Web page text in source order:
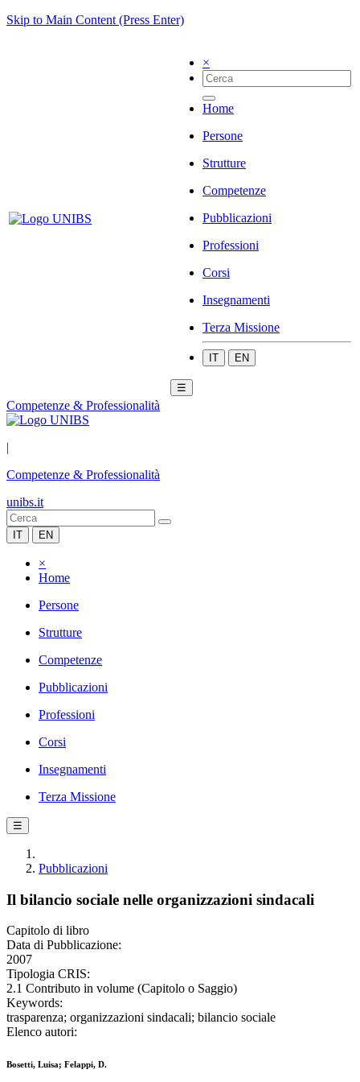
Skip to Main Content (Press Enter)
×
Home
Persone
Strutture
Competenze
Pubblicazioni
Professioni
Corsi
Insegnamenti
Terza Missione
IT EN
☰
Competenze & Professionalità
|
Competenze & Professionalità
unibs.it
IT EN
×
Home
Persone
Strutture
Competenze
Pubblicazioni
Professioni
Corsi
Insegnamenti
Terza Missione
☰
Pubblicazioni
Il bilancio sociale nelle organizzazioni sindacali
Capitolo di libro
Data di Pubblicazione:
2007
Tipologia CRIS:
2.1 Contributo in volume (Capitolo o Saggio)
Keywords:
trasparenza; organizzazioni sindacali; bilancio sociale
Elenco autori:
Bosetti, Luisa; Felappi, D.